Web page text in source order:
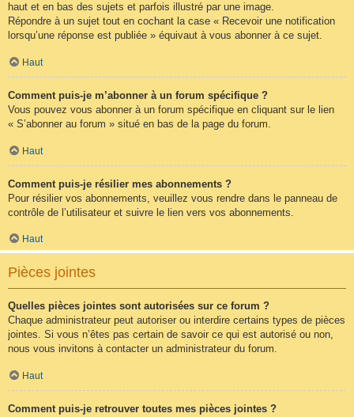
haut et en bas des sujets et parfois illustré par une image.
Répondre à un sujet tout en cochant la case « Recevoir une notification
lorsqu’une réponse est publiée » équivaut à vous abonner à ce sujet.
Haut
Comment puis-je m’abonner à un forum spécifique ?
Vous pouvez vous abonner à un forum spécifique en cliquant sur le lien
« S’abonner au forum » situé en bas de la page du forum.
Haut
Comment puis-je résilier mes abonnements ?
Pour résilier vos abonnements, veuillez vous rendre dans le panneau de
contrôle de l’utilisateur et suivre le lien vers vos abonnements.
Haut
Pièces jointes
Quelles pièces jointes sont autorisées sur ce forum ?
Chaque administrateur peut autoriser ou interdire certains types de pièces
jointes. Si vous n’êtes pas certain de savoir ce qui est autorisé ou non,
nous vous invitons à contacter un administrateur du forum.
Haut
Comment puis-je retrouver toutes mes pièces jointes ?